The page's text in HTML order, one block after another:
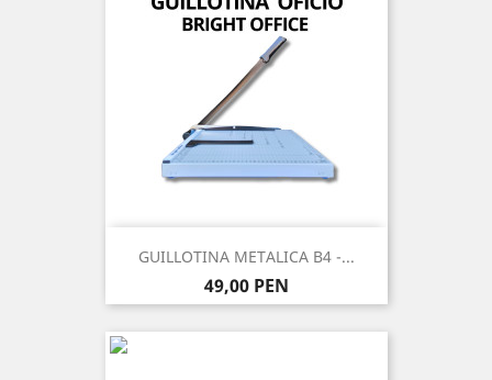
GUILLOTINA METALICA B4 -...
Precio
49,00 PEN